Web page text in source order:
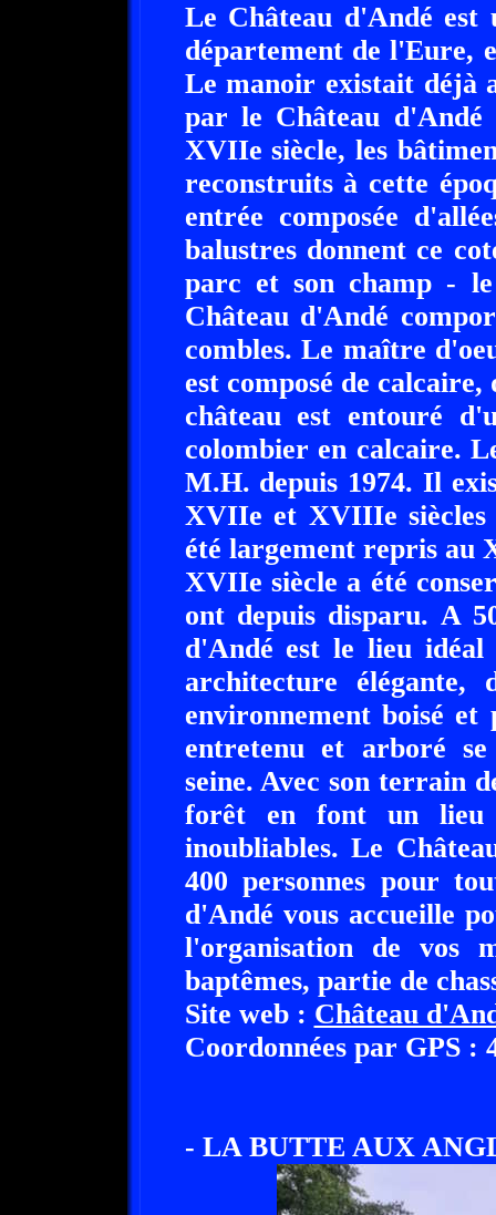
Le Château d'Andé est
département de l'Eure,
Le manoir existait déjà
par le Château
XVIIe siècle, les
reconstruits à cette
entrée composée
balustres donnent ce
parc et son champ -
Château d'Andé
combles. Le maître
est composé de
château est entouré
colombier en calcaire.
M.H. depuis 1974. Il
XVIIe et XVIIIe
été largement repris au
XVIIe siècle a été
ont depuis disparu. A
d'Andé est le lieu idéal
architecture
environnement boisé
entretenu et arboré
seine. Avec son terrain
forêt en font un lieu
inoubliables. Le
400 personnes pour
d'Andé vous accueille
l'organisation de vos
baptêmes, partie de
Site web : Château
Coordonnées par GPS :
- LA BUTTE AUX